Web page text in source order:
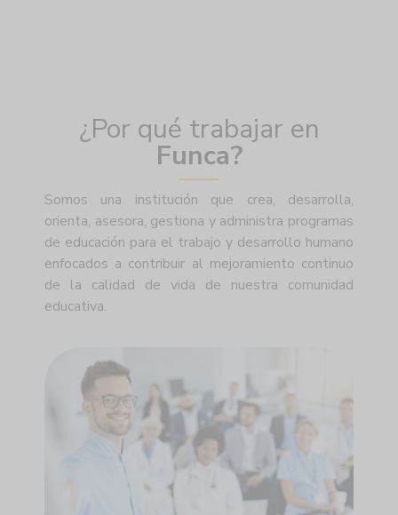
¿Por qué trabajar en
Funca?
Somos una institución que crea, desarrolla,
orienta, asesora, gestiona y administra programas
de educación para el trabajo y desarrollo humano
enfocados a contribuir al mejoramiento continuo
de la calidad de vida de nuestra comunidad
educativa.